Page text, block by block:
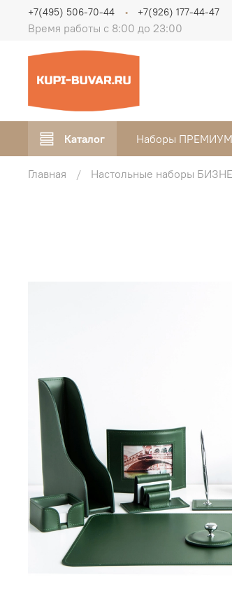
Время работы с 8:00 до 23:00
+7(495) 506-70-44 +7(926) 177-44-47
Каталог Наборы
Главная Настольные наборы